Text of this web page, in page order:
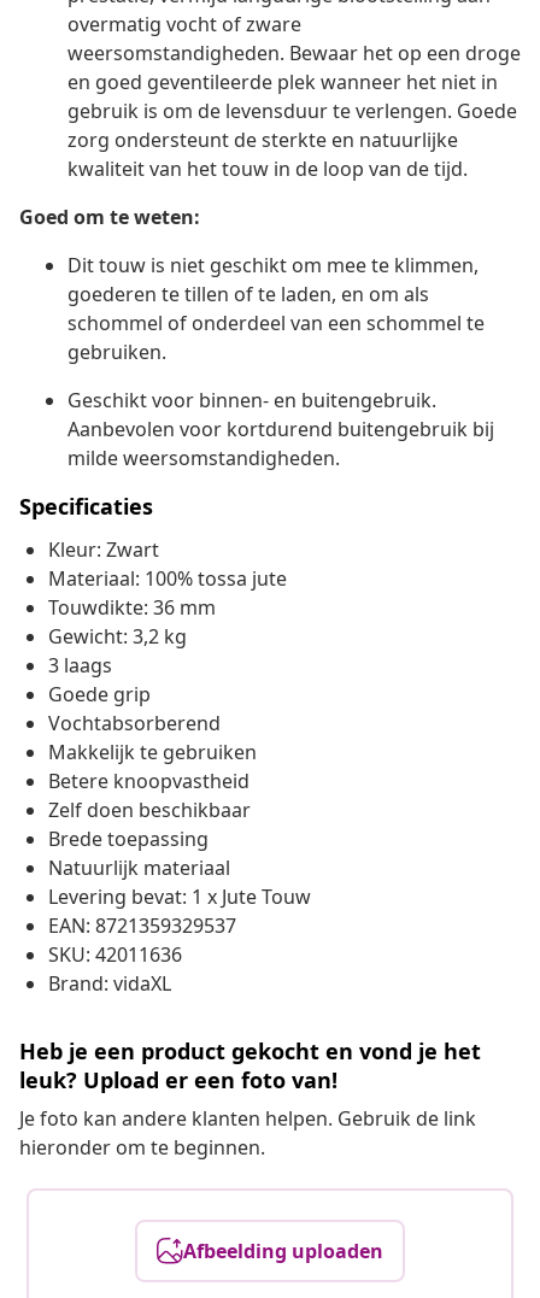
overmatig vocht of zware
weersomstandigheden. Bewaar het op een droge
en goed geventileerde plek wanneer het niet in
gebruik is om de levensduur te verlengen. Goede
zorg ondersteunt de sterkte en natuurlijke
kwaliteit van het touw in de loop van de tijd.
Goed om te weten:
Dit touw is niet geschikt om mee te klimmen,
goederen te tillen of te laden, en om als
schommel of onderdeel van een schommel te
gebruiken.
Geschikt voor binnen- en buitengebruik.
Aanbevolen voor kortdurend buitengebruik bij
milde weersomstandigheden.
Specificaties
Kleur: Zwart
Materiaal: 100% tossa jute
Touwdikte: 36 mm
Gewicht: 3,2 kg
3 laags
Goede grip
Vochtabsorberend
Makkelijk te gebruiken
Betere knoopvastheid
Zelf doen beschikbaar
Brede toepassing
Natuurlijk materiaal
Levering bevat: 1 x Jute Touw
EAN: 8721359329537
SKU: 42011636
Brand: vidaXL
Heb je een product gekocht en vond je het
leuk? Upload er een foto van!
Je foto kan andere klanten helpen. Gebruik de link
hieronder om te beginnen.
Afbeelding uploaden